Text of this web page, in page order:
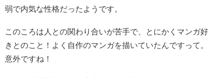
弱で内気な性格だったようです。
このころは人との関わり合いが苦手で、とにかくマンガ好
きとのこと！よく自作のマンガを描いていたんですって。
意外ですね！